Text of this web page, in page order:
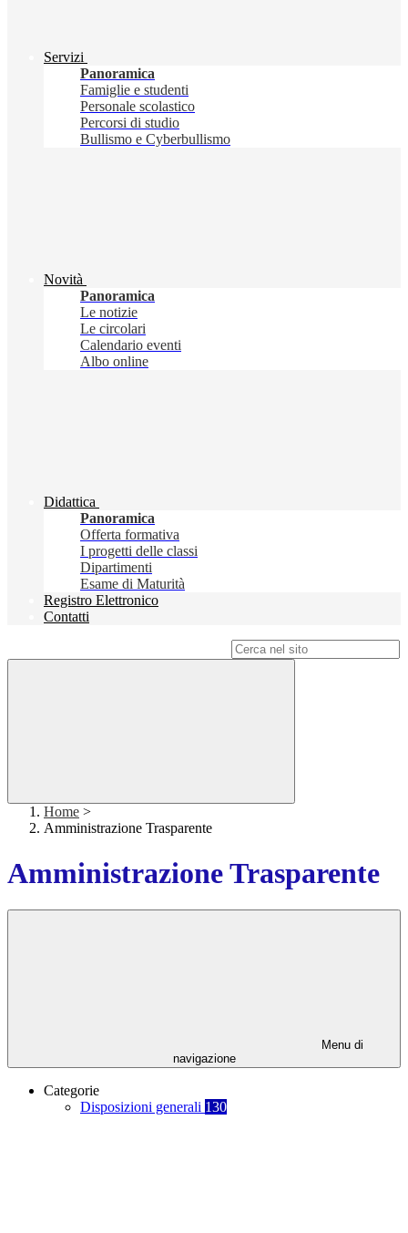
Servizi
Panoramica
Famiglie e studenti
Personale scolastico
Percorsi di studio
Bullismo e Cyberbullismo
Novità
Panoramica
Le notizie
Le circolari
Calendario eventi
Albo online
Didattica
Panoramica
Offerta formativa
I progetti delle classi
Dipartimenti
Esame di Maturità
Registro Elettronico
Contatti
Home >
Amministrazione Trasparente
Amministrazione Trasparente
Menu di
navigazione
Categorie
Disposizioni generali 130